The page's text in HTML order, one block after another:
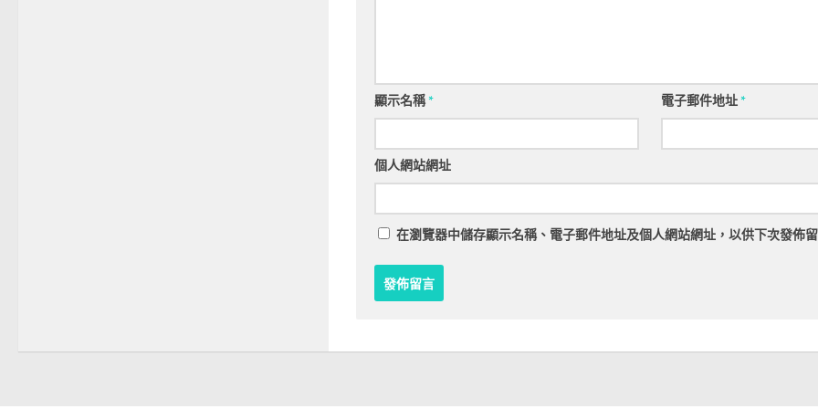
顯示名稱* 電子郵件地址*
個人網站網址
在瀏覽器中儲存顯示名稱、電子郵件地址及個人網站網址，以供下次發佈